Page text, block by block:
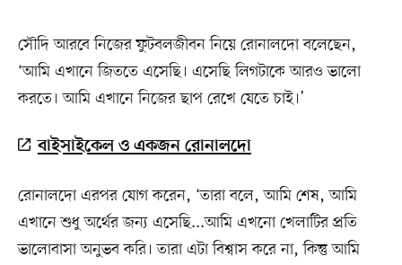
সৌদি আরবে নিজের ফুটবলজীবন নিয়ে রোনালদো বলেছেন,
‘আমি এখানে জিততে এসেছি। এসেছি লিগটাকে আরও ভালো
করতে। আমি এখানে নিজের ছাপ রেখে যেতে চাই।’
বাইসাইকেল ও একজন রোনালদো
রোনালদো এরপর যোগ করেন, ‘তারা বলে, আমি শেষ, আমি
এখানে শুধু অর্থের জন্য এসেছি...আমি এখনো খেলাটির প্রতি
ভালোবাসা অনুভব করি। তারা এটা বিশ্বাস করে না, কিন্তু আমি